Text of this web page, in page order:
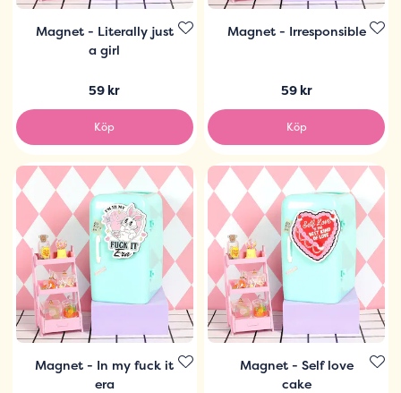
Magnet - Literally just
a girl
59 kr
Köp
Magnet - Irresponsible
59 kr
Köp
Magnet - In my fuck it
era
Magnet - Self love
cake